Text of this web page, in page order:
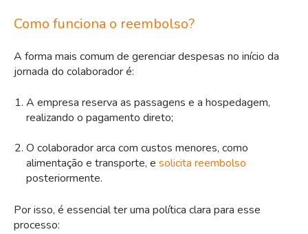
Como funciona o reembolso?
A forma mais comum de gerenciar despesas no início da
jornada do colaborador é:
A empresa reserva as passagens e a hospedagem,
realizando o pagamento direto;
O colaborador arca com custos menores, como
alimentação e transporte, e solicita reembolso
posteriormente.
Por isso, é essencial ter uma política clara para esse
processo: